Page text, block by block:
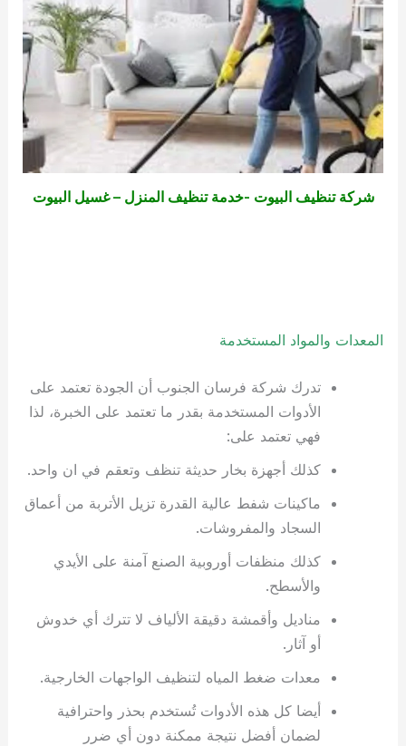
شركة تنظيف البيوت -خدمة تنظيف المنزل – غسيل البيوت
المعدات والمواد المستخدمة
تدرك شركة فرسان الجنوب أن الجودة تعتمد على
الأدوات المستخدمة بقدر ما تعتمد على الخبرة، لذا
فهي تعتمد على:
كذلك أجهزة بخار حديثة تنظف وتعقم في ان واحد.
ماكينات شفط عالية القدرة تزيل الأتربة من أعماق
السجاد والمفروشات.
كذلك منظفات أوروبية الصنع آمنة على الأيدي
والأسطح.
مناديل وأقمشة دقيقة الألياف لا تترك أي خدوش
أو آثار.
معدات ضغط المياه لتنظيف الواجهات الخارجية.
أيضا كل هذه الأدوات تُستخدم بحذر واحترافية
لضمان أفضل نتيجة ممكنة دون أي ضرر